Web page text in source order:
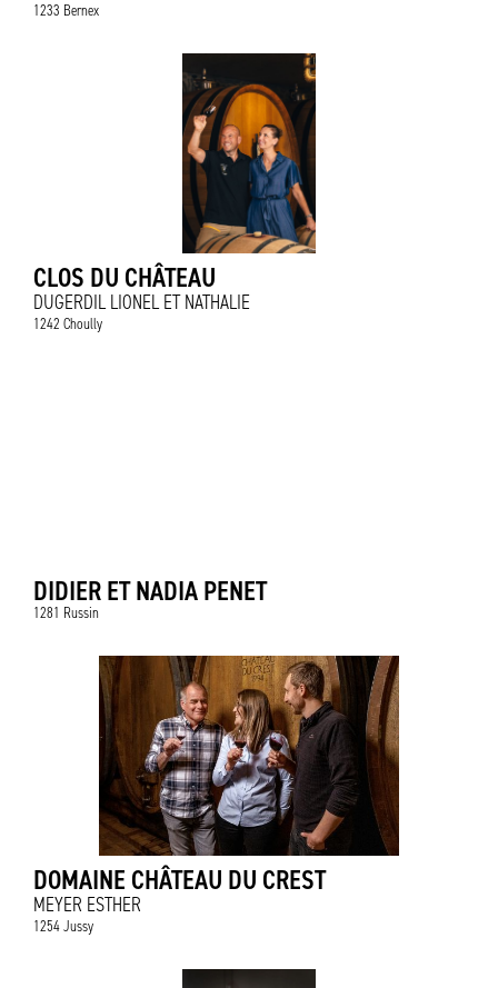
1233 Bernex
CLOS DU CHÂTEAU
DUGERDIL LIONEL ET NATHALIE
1242 Choully
DIDIER ET NADIA PENET
1281 Russin
DOMAINE CHÂTEAU DU CREST
MEYER ESTHER
1254 Jussy